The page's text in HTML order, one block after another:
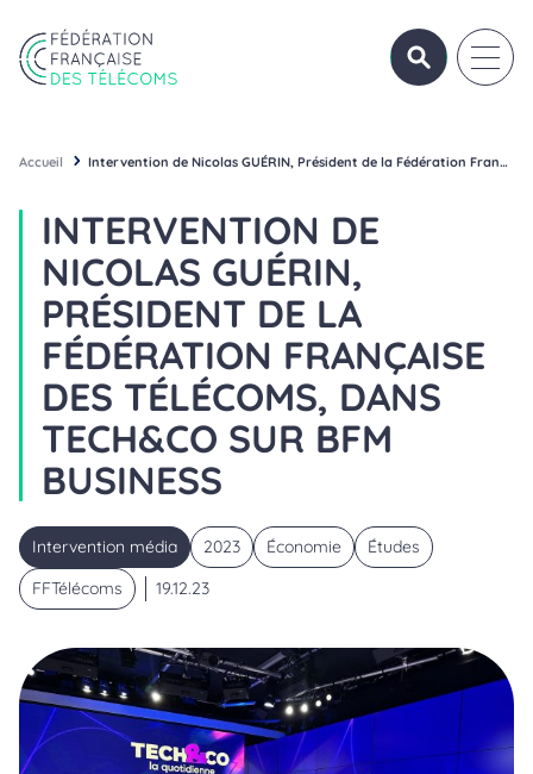
OUVRIR/
Accueil Intervention de Nicolas GUÉRIN, Président de la Fédération Française des Télécoms, dans Tech&Co sur BFM Business
INTERVENTION DE
NICOLAS GUÉRIN,
PRÉSIDENT DE LA
FÉDÉRATION FRANÇAISE
DES TÉLÉCOMS, DANS
TECH&CO SUR BFM
BUSINESS
Intervention média 2023 Économie
Études
FFTélécoms
19.12.23